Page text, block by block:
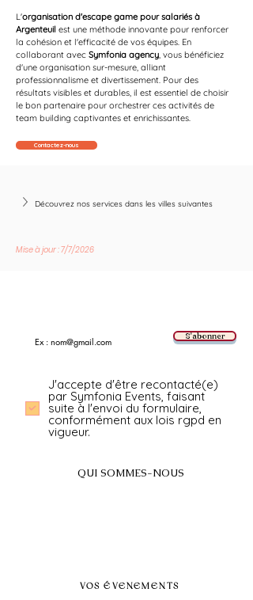
L'organisation d'escape game pour salariés à
Argenteuil est une méthode innovante pour renforcer
la cohésion et l'efficacité de vos équipes. En
collaborant avec Symfonia agency, vous bénéficiez
d'une organisation sur-mesure, alliant
professionnalisme et divertissement. Pour des
résultats visibles et durables, il est essentiel de choisir
le bon partenaire pour orchestrer ces activités de
team building captivantes et enrichissantes.
Contactez-nous
Découvrez nos services dans les villes suivantes
Mise à jour : 7/7/2026
S'abonner
J'accepte d'être recontacté(e)
par Symfonia Events, faisant
suite à l'envoi du formulaire,
conformément aux lois rgpd en
vigueur.
QUI SOMMES-NOUS
VOS ÉVENEMENTS